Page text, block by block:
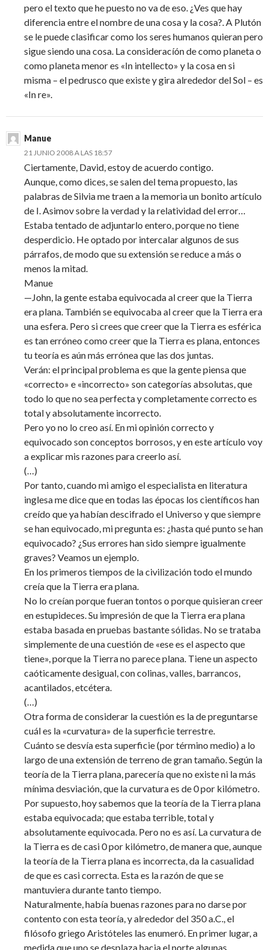
pero el texto que he puesto no va de eso. ¿Ves que hay
diferencia entre el nombre de una cosa y la cosa?. A Plutón
se le puede clasificar como los seres humanos quieran pero
sigue siendo una cosa. La consideracíón de como planeta o
como planeta menor es «In intellecto» y la cosa en si
misma – el pedrusco que existe y gira alrededor del Sol – es
«In re».
Manue
21 JUNIO 2008 A LAS 18:57
Ciertamente, David, estoy de acuerdo contigo.
Aunque, como dices, se salen del tema propuesto, las
palabras de Silvia me traen a la memoria un bonito artículo
de I. Asimov sobre la verdad y la relatividad del error…
Estaba tentado de adjuntarlo entero, porque no tiene
desperdicio. He optado por intercalar algunos de sus
párrafos, de modo que su extensión se reduce a más o
menos la mitad.
Manue
—John, la gente estaba equivocada al creer que la Tierra
era plana. También se equivocaba al creer que la Tierra era
una esfera. Pero si crees que creer que la Tierra es esférica
es tan erróneo como creer que la Tierra es plana, entonces
tu teoría es aún más errónea que las dos juntas.
Verán: el principal problema es que la gente piensa que
«correcto» e «incorrecto» son categorías absolutas, que
todo lo que no sea perfecta y completamente correcto es
total y absolutamente incorrecto.
Pero yo no lo creo así. En mi opinión correcto y
equivocado son conceptos borrosos, y en este artículo voy
a explicar mis razones para creerlo así.
(…)
Por tanto, cuando mi amigo el especialista en literatura
inglesa me dice que en todas las épocas los científicos han
creído que ya habían descifrado el Universo y que siempre
se han equivocado, mi pregunta es: ¿hasta qué punto se han
equivocado? ¿Sus errores han sido siempre igualmente
graves? Veamos un ejemplo.
En los primeros tiempos de la civilización todo el mundo
creía que la Tierra era plana.
No lo creían porque fueran tontos o porque quisieran creer
en estupideces. Su impresión de que la Tierra era plana
estaba basada en pruebas bastante sólidas. No se trataba
simplemente de una cuestión de «ese es el aspecto que
tiene», porque la Tierra no parece plana. Tiene un aspecto
caóticamente desigual, con colinas, valles, barrancos,
acantilados, etcétera.
(…)
Otra forma de considerar la cuestión es la de preguntarse
cuál es la «curvatura» de la superficie terrestre.
Cuánto se desvía esta superficie (por término medio) a lo
largo de una extensión de terreno de gran tamaño. Según la
teoría de la Tierra plana, parecería que no existe ni la más
mínima desviación, que la curvatura es de 0 por kilómetro.
Por supuesto, hoy sabemos que la teoría de la Tierra plana
estaba equivocada; que estaba terrible, total y
absolutamente equivocada. Pero no es así. La curvatura de
la Tierra es de casi 0 por kilómetro, de manera que, aunque
la teoría de la Tierra plana es incorrecta, da la casualidad
de que es casi correcta. Esta es la razón de que se
mantuviera durante tanto tiempo.
Naturalmente, había buenas razones para no darse por
contento con esta teoría, y alrededor del 350 a.C., el
filósofo griego Aristóteles las enumeró. En primer lugar, a
medida que uno se desplaza hacia el norte algunas